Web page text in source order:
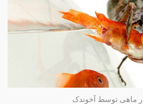
ماهی توسط آخوندک